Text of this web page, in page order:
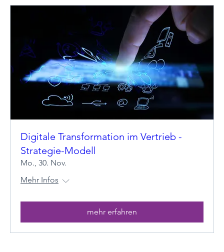
Digitale Transformation im Vertrieb -
Strategie-Modell
Mo., 30. Nov.
Mehr Infos
mehr erfahren